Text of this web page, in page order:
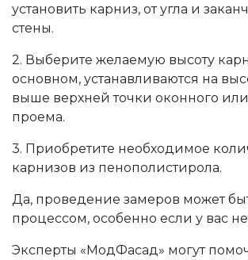
установить карниз, от угла и
стены.
2. Выберите желаемую высоту
основном, устанавливаются на
выше верхней точки оконного
проема.
3. Приобретите необходимое
карнизов из пенополистирола.
Да, проведение замеров может
процессом, особенно если у вас
Эксперты «МодФасад» могут